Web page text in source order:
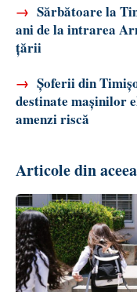
→ Sărbătoare la
ani de la intrarea
țării
→ Șoferii din
destinate mașinilor
amenzi riscă
Articole din